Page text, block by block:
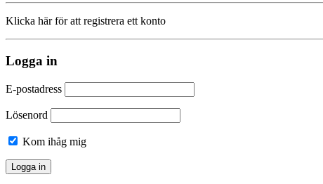
Klicka här för att registrera ett konto
Logga in
E-postadress
Lösenord
Kom ihåg mig